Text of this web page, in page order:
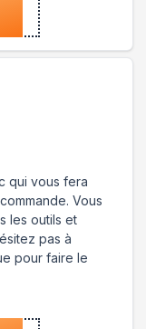
qui vous fera
Vous
les outils et
pas à
pour faire le